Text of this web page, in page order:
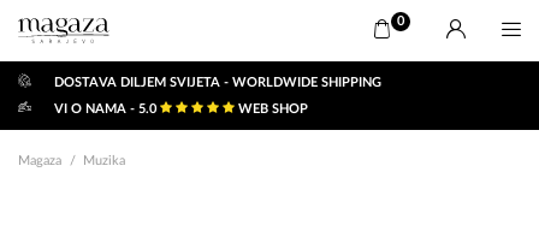
0
DOSTAVA DILJEM SVIJETA - WORLDWIDE SHIPPING
VI O NAMA - 5.0
WEB SHOP
Magaza Muzika